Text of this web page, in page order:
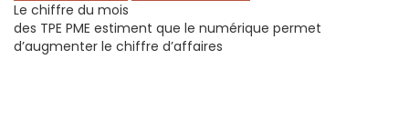
Le chiffre du mois
des TPE PME estiment que le numérique permet
d’augmenter le chiffre d’affaires